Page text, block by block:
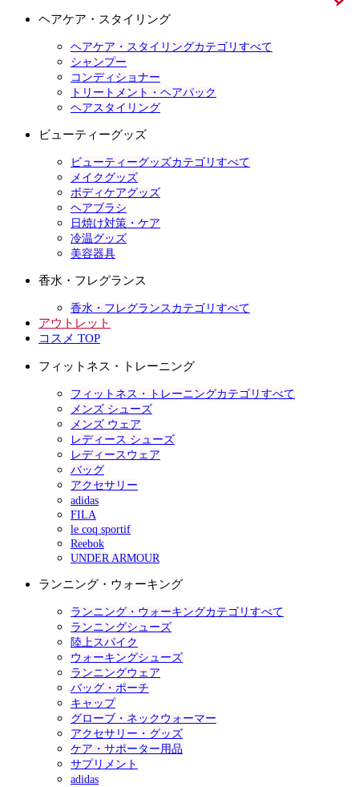
ヘアケア・スタイリング
ヘアケア・スタイリングカテゴリすべて
シャンプー
コンディショナー
トリートメント・ヘアパック
ヘアスタイリング
ビューティーグッズ
ビューティーグッズカテゴリすべて
メイクグッズ
ボディケアグッズ
ヘアブラシ
日焼け対策・ケア
冷温グッズ
美容器具
香水・フレグランス
香水・フレグランスカテゴリすべて
アウトレット
コスメ TOP
フィットネス・トレーニング
フィットネス・トレーニングカテゴリすべて
メンズ シューズ
メンズ ウェア
レディース シューズ
レディースウェア
バッグ
アクセサリー
adidas
FILA
le coq sportif
Reebok
UNDER ARMOUR
ランニング・ウォーキング
ランニング・ウォーキングカテゴリすべて
ランニングシューズ
陸上スパイク
ウォーキングシューズ
ランニングウェア
バッグ・ポーチ
キャップ
グローブ・ネックウォーマー
アクセサリー・グッズ
ケア・サポーター用品
サプリメント
adidas